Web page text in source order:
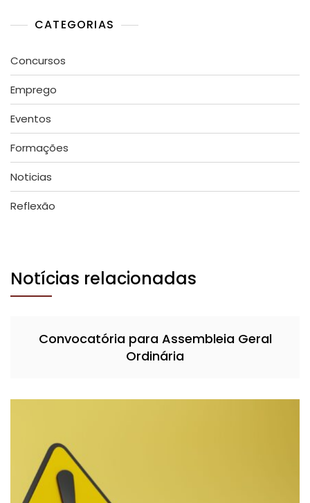
CATEGORIAS
Concursos
Emprego
Eventos
Formações
Noticias
Reflexão
Notícias relacionadas
Convocatória para Assembleia Geral
Ordinária